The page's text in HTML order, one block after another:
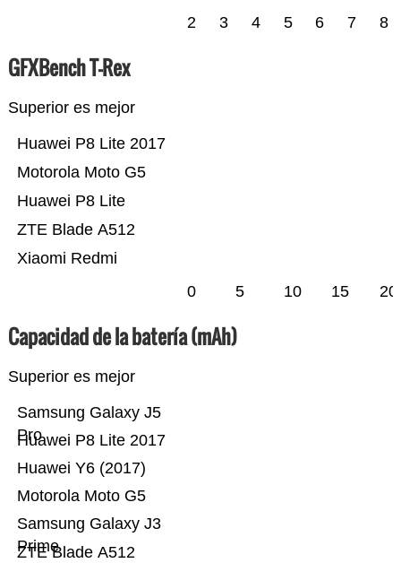
2 3 4 5 6 7 8
GFXBench T-Rex
Superior es mejor
Xiaomi Redmi
ZTE Blade A512
Huawei P8 Lite
Motorola Moto G5
Huawei P8 Lite 2017
0 5 10 15 20
Capacidad de la batería (mAh)
Superior es mejor
ZTE Blade A512
Samsung Galaxy J3
Prime
Motorola Moto G5
Huawei Y6 (2017)
Huawei P8 Lite 2017
Samsung Galaxy J5
Pro